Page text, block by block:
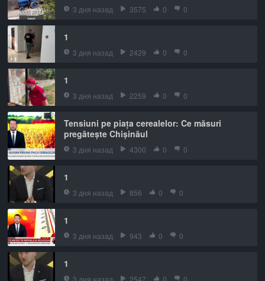
3 дня назад 3575 0 0
1
3 дня назад 2429 0 0
1
3 дня назад 2259 0 0
Tensiuni pe piața cerealelor: Ce măsuri
pregătește Chișinăul
3 дня назад 4300 0 0
1
3 дня назад 856 0 0
1
3 дня назад 943 0 0
1
3 дня назад 2547 0 0